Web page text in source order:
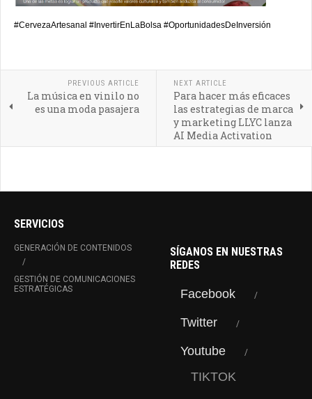
#CervezaArtesanal #InvertirEnLaBolsa #OportunidadesDeInversión
PREVIOUS ARTICLE
La música en vinilo no
es una moda pasajera
NEXT ARTICLE
Para hacer más eficaces
las estrategias de marca
y marketing LLYC lanza
AI Media Activation
SERVICIOS
GENERACIÓN DE CONTENIDOS
GESTIÓN DE COMUNICACIONES
ESTRATÉGICAS
SÍGANOS EN NUESTRAS
REDES
Facebook
Twitter
Youtube
TIKTOK